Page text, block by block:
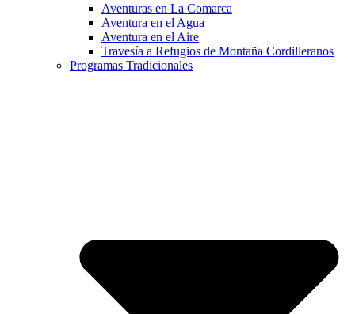
Aventuras en La Comarca
Aventura en el Agua
Aventura en el Aire
Travesía a Refugios de Montaña Cordilleranos
Programas Tradicionales